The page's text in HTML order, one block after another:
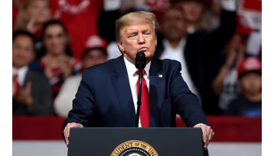
Transport Forum）執行長奧斯蒙（Margy Osmond）表
示，早在武漢肺炎疫情爆發之前，澳洲觀光業本就因為森
林大火而受到重創。澳洲衛生部最新的數據顯示，截至澳
洲東部標準時間（AEST）13日下午3時止，澳洲2019冠
狀病毒疾病確診病例24小時內增加46例，累計達6359例，
其中61人死亡。確診人數最多的新南威爾斯州有2863個病
例，約占45%。全國有36萬2000多人已接受病毒檢測。